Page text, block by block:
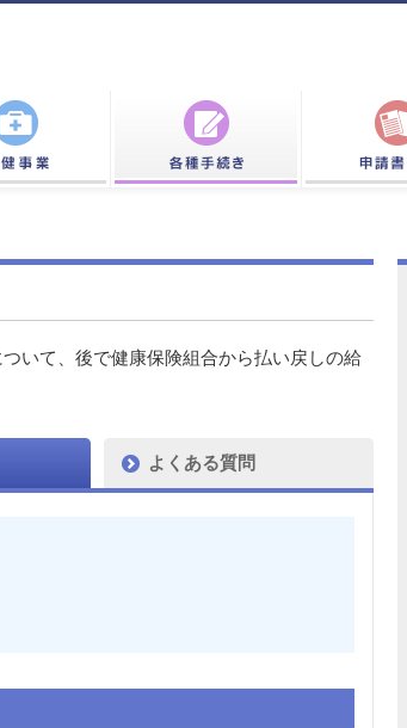
いて、後で健康保険組合から払い戻しの給
よくある質問